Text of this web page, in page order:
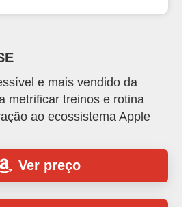
e mais vendido da
metrificar treinos e rotina
ao ecossistema Apple
Ver preço